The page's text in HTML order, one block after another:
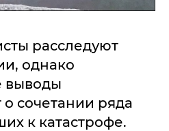
расследуют
однако
выводы
о сочетании ряда
к катастрофе.